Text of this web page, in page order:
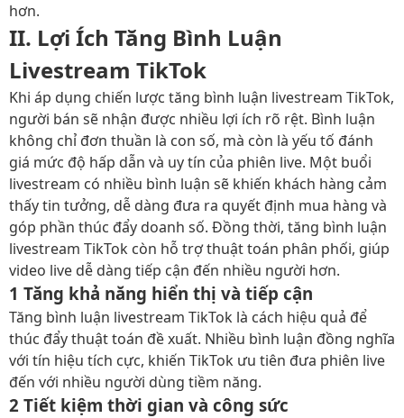
hơn.
II. Lợi Ích Tăng Bình Luận
Livestream TikTok
Khi áp dụng chiến lược tăng bình luận livestream TikTok,
người bán sẽ nhận được nhiều lợi ích rõ rệt. Bình luận
không chỉ đơn thuần là con số, mà còn là yếu tố đánh
giá mức độ hấp dẫn và uy tín của phiên live. Một buổi
livestream có nhiều bình luận sẽ khiến khách hàng cảm
thấy tin tưởng, dễ dàng đưa ra quyết định mua hàng và
góp phần thúc đẩy doanh số. Đồng thời, tăng bình luận
livestream TikTok còn hỗ trợ thuật toán phân phối, giúp
video live dễ dàng tiếp cận đến nhiều người hơn.
1 Tăng khả năng hiển thị và tiếp cận
Tăng bình luận livestream TikTok là cách hiệu quả để
thúc đẩy thuật toán đề xuất. Nhiều bình luận đồng nghĩa
với tín hiệu tích cực, khiến TikTok ưu tiên đưa phiên live
đến với nhiều người dùng tiềm năng.
2 Tiết kiệm thời gian và công sức